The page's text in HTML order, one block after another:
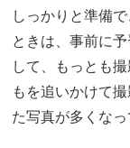
しっかりと準備
ときは、事前に
して、もっとも
もを追いかけて
た写真が多くなっ